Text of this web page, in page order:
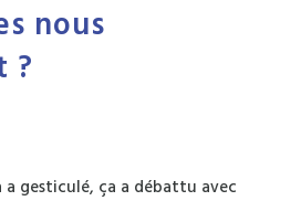
nous
?
a gesticulé, ça a débattu avec